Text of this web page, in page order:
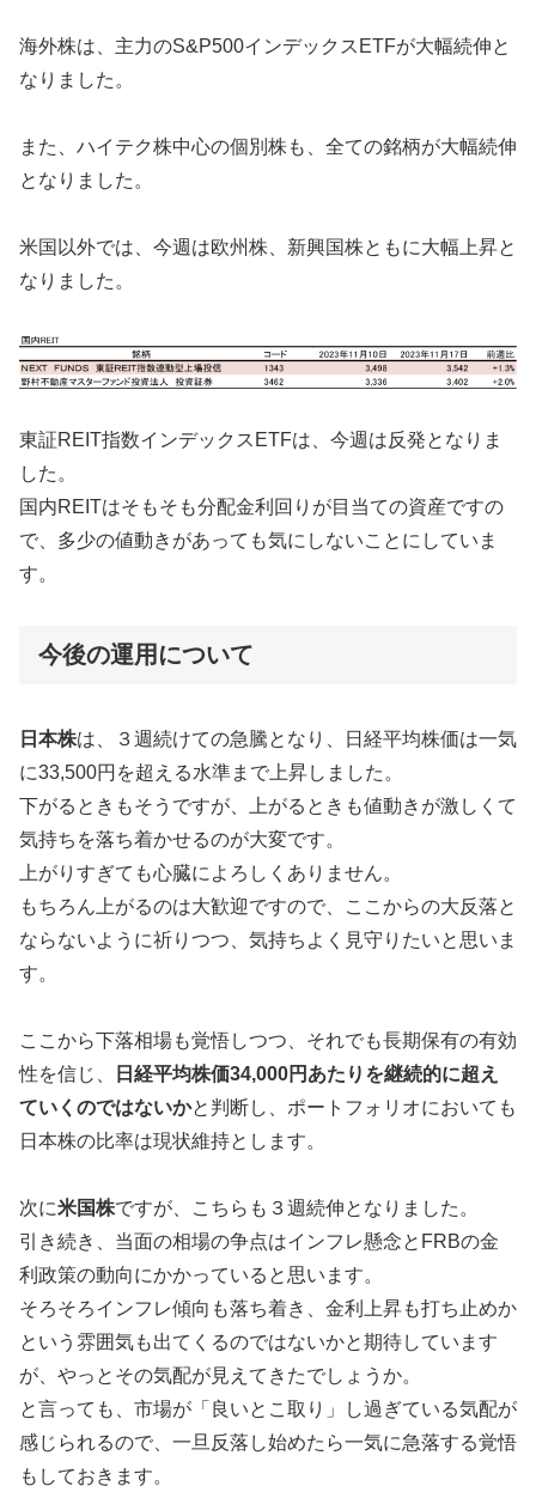
海外株は、主力のS&P500インデックスETFが大幅続伸と
なりました。
また、ハイテク株中心の個別株も、全ての銘柄が大幅続伸
となりました。
米国以外では、今週は欧州株、新興国株ともに大幅上昇と
なりました。
東証REIT指数インデックスETFは、今週は反発となりま
した。
国内REITはそもそも分配金利回りが目当ての資産ですの
で、多少の値動きがあっても気にしないことにしていま
す。
今後の運用について
日本株は、３週続けての急騰となり、日経平均株価は一気
に33,500円を超える水準まで上昇しました。
下がるときもそうですが、上がるときも値動きが激しくて
気持ちを落ち着かせるのが大変です。
上がりすぎても心臓によろしくありません。
もちろん上がるのは大歓迎ですので、ここからの大反落と
ならないように祈りつつ、気持ちよく見守りたいと思いま
す。
ここから下落相場も覚悟しつつ、それでも長期保有の有効
性を信じ、
日経平均株価34,000円あたりを継続的に超え
ていくのではないかと判断し、ポートフォリオにおいても
日本株の比率は現状維持とします。
次に米国株ですが、こちらも３週続伸となりました。
引き続き、当面の相場の争点はインフレ懸念とFRBの金
利政策の動向にかかっていると思います。
そろそろインフレ傾向も落ち着き、金利上昇も打ち止めか
という雰囲気も出てくるのではないかと期待しています
が、やっとその気配が見えてきたでしょうか。
と言っても、市場が「良いとこ取り」し過ぎている気配が
感じられるので、一旦反落し始めたら一気に急落する覚悟
もしておきます。